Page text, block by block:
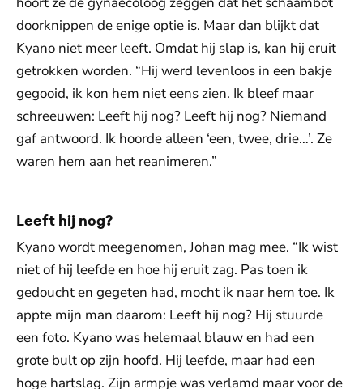
doorknippen de enige optie is. Maar dan blijkt dat
Kyano niet meer leeft. Omdat hij slap is, kan hij eruit
getrokken worden. “Hij werd levenloos in een bakje
gegooid, ik kon hem niet eens zien. Ik bleef maar
schreeuwen: Leeft hij nog? Leeft hij nog? Niemand
gaf antwoord. Ik hoorde alleen ‘een, twee, drie…’. Ze
waren hem aan het reanimeren.”
Leeft hij nog?
Kyano wordt meegenomen, Johan mag mee. “Ik wist
niet of hij leefde en hoe hij eruit zag. Pas toen ik
gedoucht en gegeten had, mocht ik naar hem toe. Ik
appte mijn man daarom: Leeft hij nog? Hij stuurde
een foto. Kyano was helemaal blauw en had een
grote bult op zijn hoofd. Hij leefde, maar had een
hoge hartslag. Zijn armpje was verlamd maar voor de